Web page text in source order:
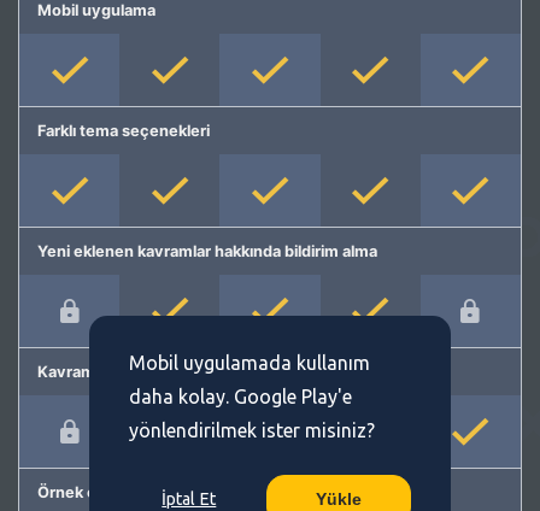
Mobil uygulama
Farklı tema seçenekleri
Yeni eklenen kavramlar hakkında bildirim alma
Kavram önerme
Örnek cümleler
Mobil uygulamada kullanım
daha kolay. Google Play'e
yönlendirilmek ister misiniz?
İptal Et Yükle